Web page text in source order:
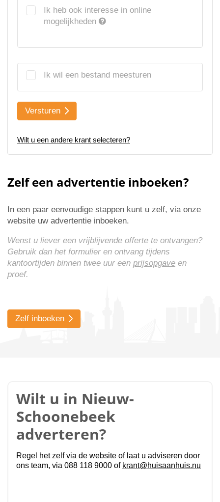
Ik heb ook interesse in online
mogelijkheden
Ik wil een bestand meesturen
Versturen
Wilt u een andere krant selecteren?
Zelf een advertentie inboeken?
In een paar eenvoudige stappen kunt u zelf, via onze
website uw advertentie inboeken.
Wenst u liever een vrijblijvende offerte te ontvangen?
Gebruik dan het formulier en ontvang tijdens
kantoortijden binnen twee uur een prijsopgave en
proef.
Zelf inboeken
Wilt u in Nieuw-
Schoonebeek
adverteren?
Regel het zelf via de website of laat u adviseren door
ons team, via 088 118 9000 of krant@huisaanhuis.nu